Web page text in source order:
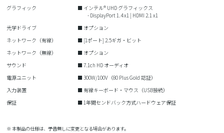
グラフィック
■ インテル® UHD グラフィックス
- DisplayPort 1.4 x1 | HDMI 2.1 x1
光学ドライブ
■ オプション
ネットワーク（有線）
■ [1ポート] 2.5ギガ・ビット
ネットワーク（無線）
■ オプション
サウンド
■ 7.1ch HD オーディオ
電源ユニット
■ 300W/100V（80 Plus Gold 認証）
入力装置
■ 有線キーボード・マウス（USB接続）
保証
■ 1年間センドバック方式ハードウェア保証
※ 本製品の仕様は、予告無しに変更となる場合があります。